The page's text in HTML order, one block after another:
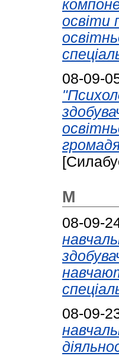
освіти
08-09-
М
08-09-
08-09-